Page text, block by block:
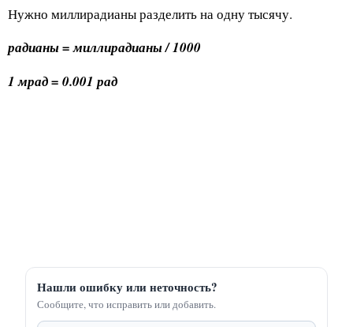
Нужно миллирадианы разделить на одну тысячу.
радианы = миллирадианы / 1000
1 мрад = 0.001 рад
Нашли ошибку или неточность?
Сообщите, что исправить или добавить.